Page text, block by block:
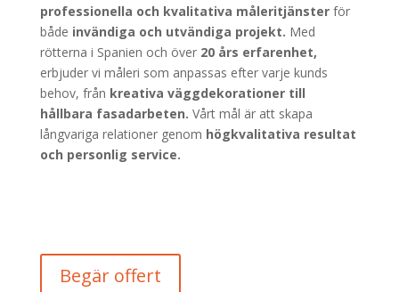
professionella och kvalitativa måleritjänsterför
både invändiga och utvändiga projekt. Med
rötterna i Spanien och över 20 års erfarenhet,
erbjuder vi måleri som anpassas efter varje kunds
behov, från kreativa väggdekorationer till
hållbara fasadarbeten. Vårt mål är att skapa
långvariga relationer genom högkvalitativa resultat
och personlig service.
Begär offert